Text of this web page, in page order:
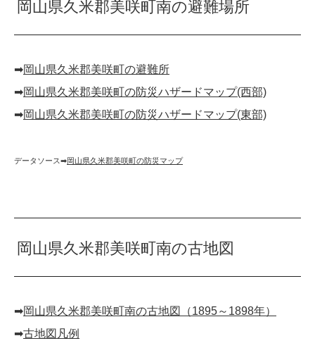
岡山県久米郡美咲町南の避難場所
➡︎岡山県久米郡美咲町の避難所
➡︎岡山県久米郡美咲町の防災ハザードマップ(西部)
➡︎岡山県久米郡美咲町の防災ハザードマップ(東部)
データソース➡︎岡山県久米郡美咲町の防災マップ
岡山県久米郡美咲町南の古地図
➡︎岡山県久米郡美咲町南の古地図（1895～1898年）
➡︎古地図凡例